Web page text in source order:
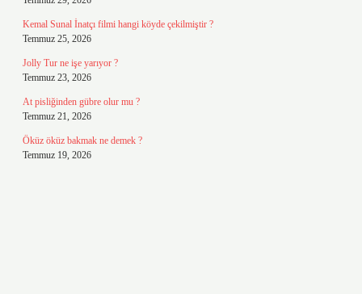
Kemal Sunal İnatçı filmi hangi köyde çekilmiştir ?
Temmuz 25, 2026
Jolly Tur ne işe yarıyor ?
Temmuz 23, 2026
At pisliğinden gübre olur mu ?
Temmuz 21, 2026
Öküz öküz bakmak ne demek ?
Temmuz 19, 2026